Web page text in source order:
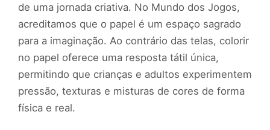
de uma jornada criativa. No Mundo dos Jogos,
acreditamos que o papel é um espaço sagrado
para a imaginação. Ao contrário das telas, colorir
no papel oferece uma resposta tátil única,
permitindo que crianças e adultos experimentem
pressão, texturas e misturas de cores de forma
física e real.